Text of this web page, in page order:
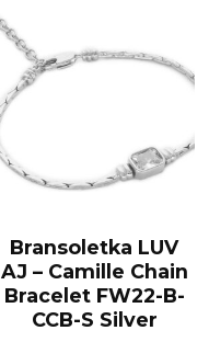
Bransoletka LUV
AJ – Camille Chain
Bracelet FW22-B-
CCB-S Silver